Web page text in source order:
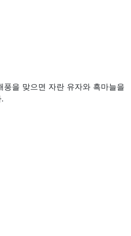
풍을 맞으면 자란 유자와 흑마늘을